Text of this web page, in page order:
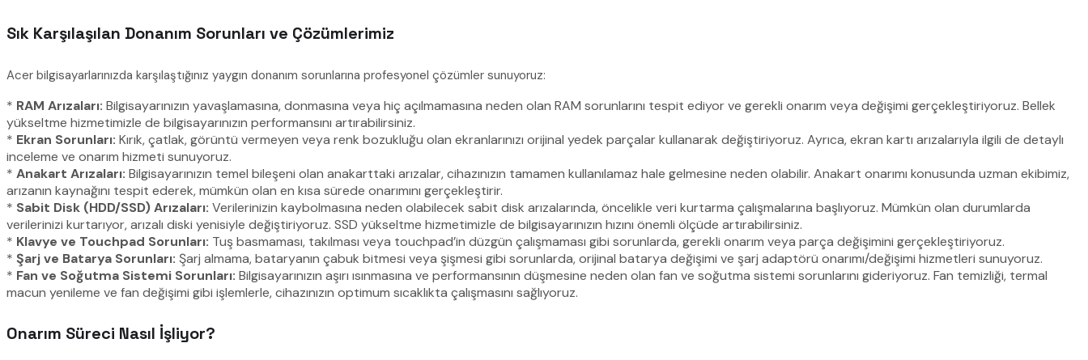
Sık Karşılaşılan Donanım Sorunları ve Çözümlerimiz
Acer bilgisayarlarınızda karşılaştığınız yaygın donanım sorunlarına profesyonel çözümler sunuyoruz:
* RAM Arızaları: Bilgisayarınızın yavaşlamasına, donmasına veya hiç açılmamasına neden olan RAM sorunlarını tespit ediyor ve gerekli onarım veya değişimi gerçekleştiriyoruz. Bellek
yükseltme hizmetimizle de bilgisayarınızın performansını artırabilirsiniz.
* Ekran Sorunları: Kırık, çatlak, görüntü vermeyen veya renk bozukluğu olan ekranlarınızı orijinal yedek parçalar kullanarak değiştiriyoruz. Ayrıca, ekran kartı arızalarıyla ilgili de detaylı
inceleme ve onarım hizmeti sunuyoruz.
* Anakart Arızaları: Bilgisayarınızın temel bileşeni olan anakarttaki arızalar, cihazınızın tamamen kullanılamaz hale gelmesine neden olabilir. Anakart onarımı konusunda uzman ekibimiz,
arızanın kaynağını tespit ederek, mümkün olan en kısa sürede onarımını gerçekleştirir.
* Sabit Disk (HDD/SSD) Arızaları: Verilerinizin kaybolmasına neden olabilecek sabit disk arızalarında, öncelikle veri kurtarma çalışmalarına başlıyoruz. Mümkün olan durumlarda
verilerinizi kurtarıyor, arızalı diski yenisiyle değiştiriyoruz. SSD yükseltme hizmetimizle de bilgisayarınızın hızını önemli ölçüde artırabilirsiniz.
* Klavye ve Touchpad Sorunları: Tuş basmaması, takılması veya touchpad’in düzgün çalışmaması gibi sorunlarda, gerekli onarım veya parça değişimini gerçekleştiriyoruz.
* Şarj ve Batarya Sorunları: Şarj almama, bataryanın çabuk bitmesi veya şişmesi gibi sorunlarda, orijinal batarya değişimi ve şarj adaptörü onarımı/değişimi hizmetleri sunuyoruz.
* Fan ve Soğutma Sistemi Sorunları: Bilgisayarınızın aşırı ısınmasına ve performansının düşmesine neden olan fan ve soğutma sistemi sorunlarını gideriyoruz. Fan temizliği, termal
macun yenileme ve fan değişimi gibi işlemlerle, cihazınızın optimum sıcaklıkta çalışmasını sağlıyoruz.
Onarım Süreci Nasıl İşliyor?